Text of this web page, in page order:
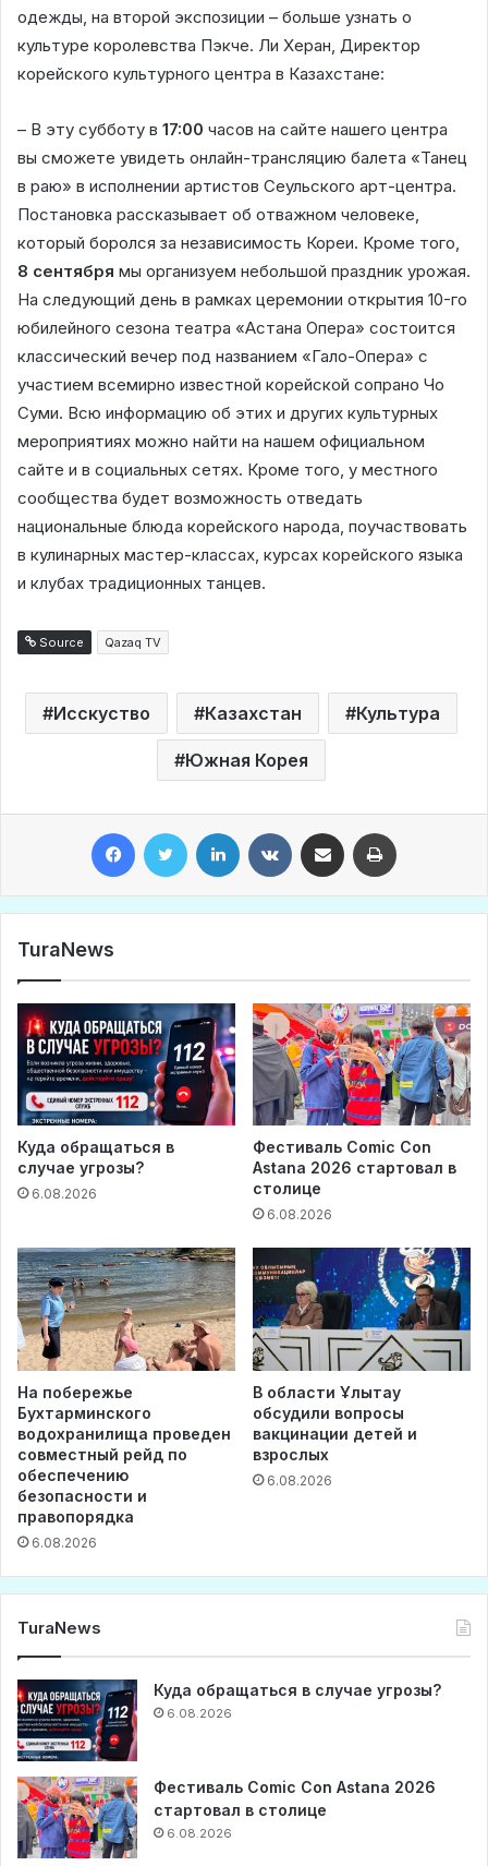
одежды, на второй экспозиции – больше узнать о
культуре королевства Пэкче. Ли Херан, Директор
корейского культурного центра в Казахстане:
– В эту субботу в 17:00 часов на сайте нашего центра
вы сможете увидеть онлайн-трансляцию балета «Танец
в раю» в исполнении артистов Сеульского арт-центра.
Постановка рассказывает об отважном человеке,
который боролся за независимость Кореи. Кроме того,
8 сентября мы организуем небольшой праздник урожая.
На следующий день в рамках церемонии открытия 10-го
юбилейного сезона театра «Астана Опера» состоится
классический вечер под названием «Гало-Опера» с
участием всемирно известной корейской сопрано Чо
Суми. Всю информацию об этих и других культурных
мероприятиях можно найти на нашем официальном
сайте и в социальных сетях. Кроме того, у местного
сообщества будет возможность отведать
национальные блюда корейского народа, поучаствовать
в кулинарных мастер-классах, курсах корейского языка
и клубах традиционных танцев.
Source Qazaq TV
Исскуство Казахстан Культура
Южная Корея
TuraNews
Куда обращаться в
случае угрозы?
6.08.2026
Фестиваль Comic Con
Astana 2026 стартовал в
столице
6.08.2026
На побережье
Бухтарминского
водохранилища проведен
совместный рейд по
обеспечению
безопасности и
правопорядка
6.08.2026
В области Ұлытау
обсудили вопросы
вакцинации детей и
взрослых
6.08.2026
TuraNews
Куда обращаться в случае угрозы?
6.08.2026
Фестиваль Comic Con Astana 2026
стартовал в столице
6.08.2026